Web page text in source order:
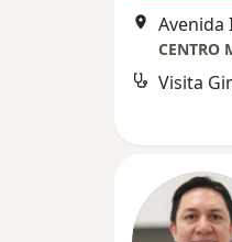
CENTRO
Visita